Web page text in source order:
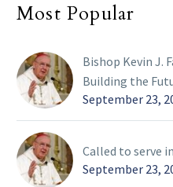
Most Popular
Bishop Kevin J.
Building the
September 23,
Called to serve
September 23,